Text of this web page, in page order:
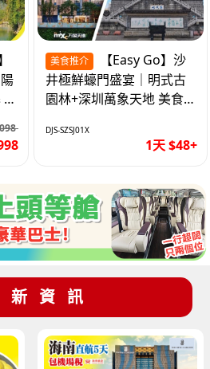
美食推介
井極鮮蠔門盛宴｜明式古
園林+深圳萬象天地 美食
DJS-SZSJ01X
1天 $48+
新資訊